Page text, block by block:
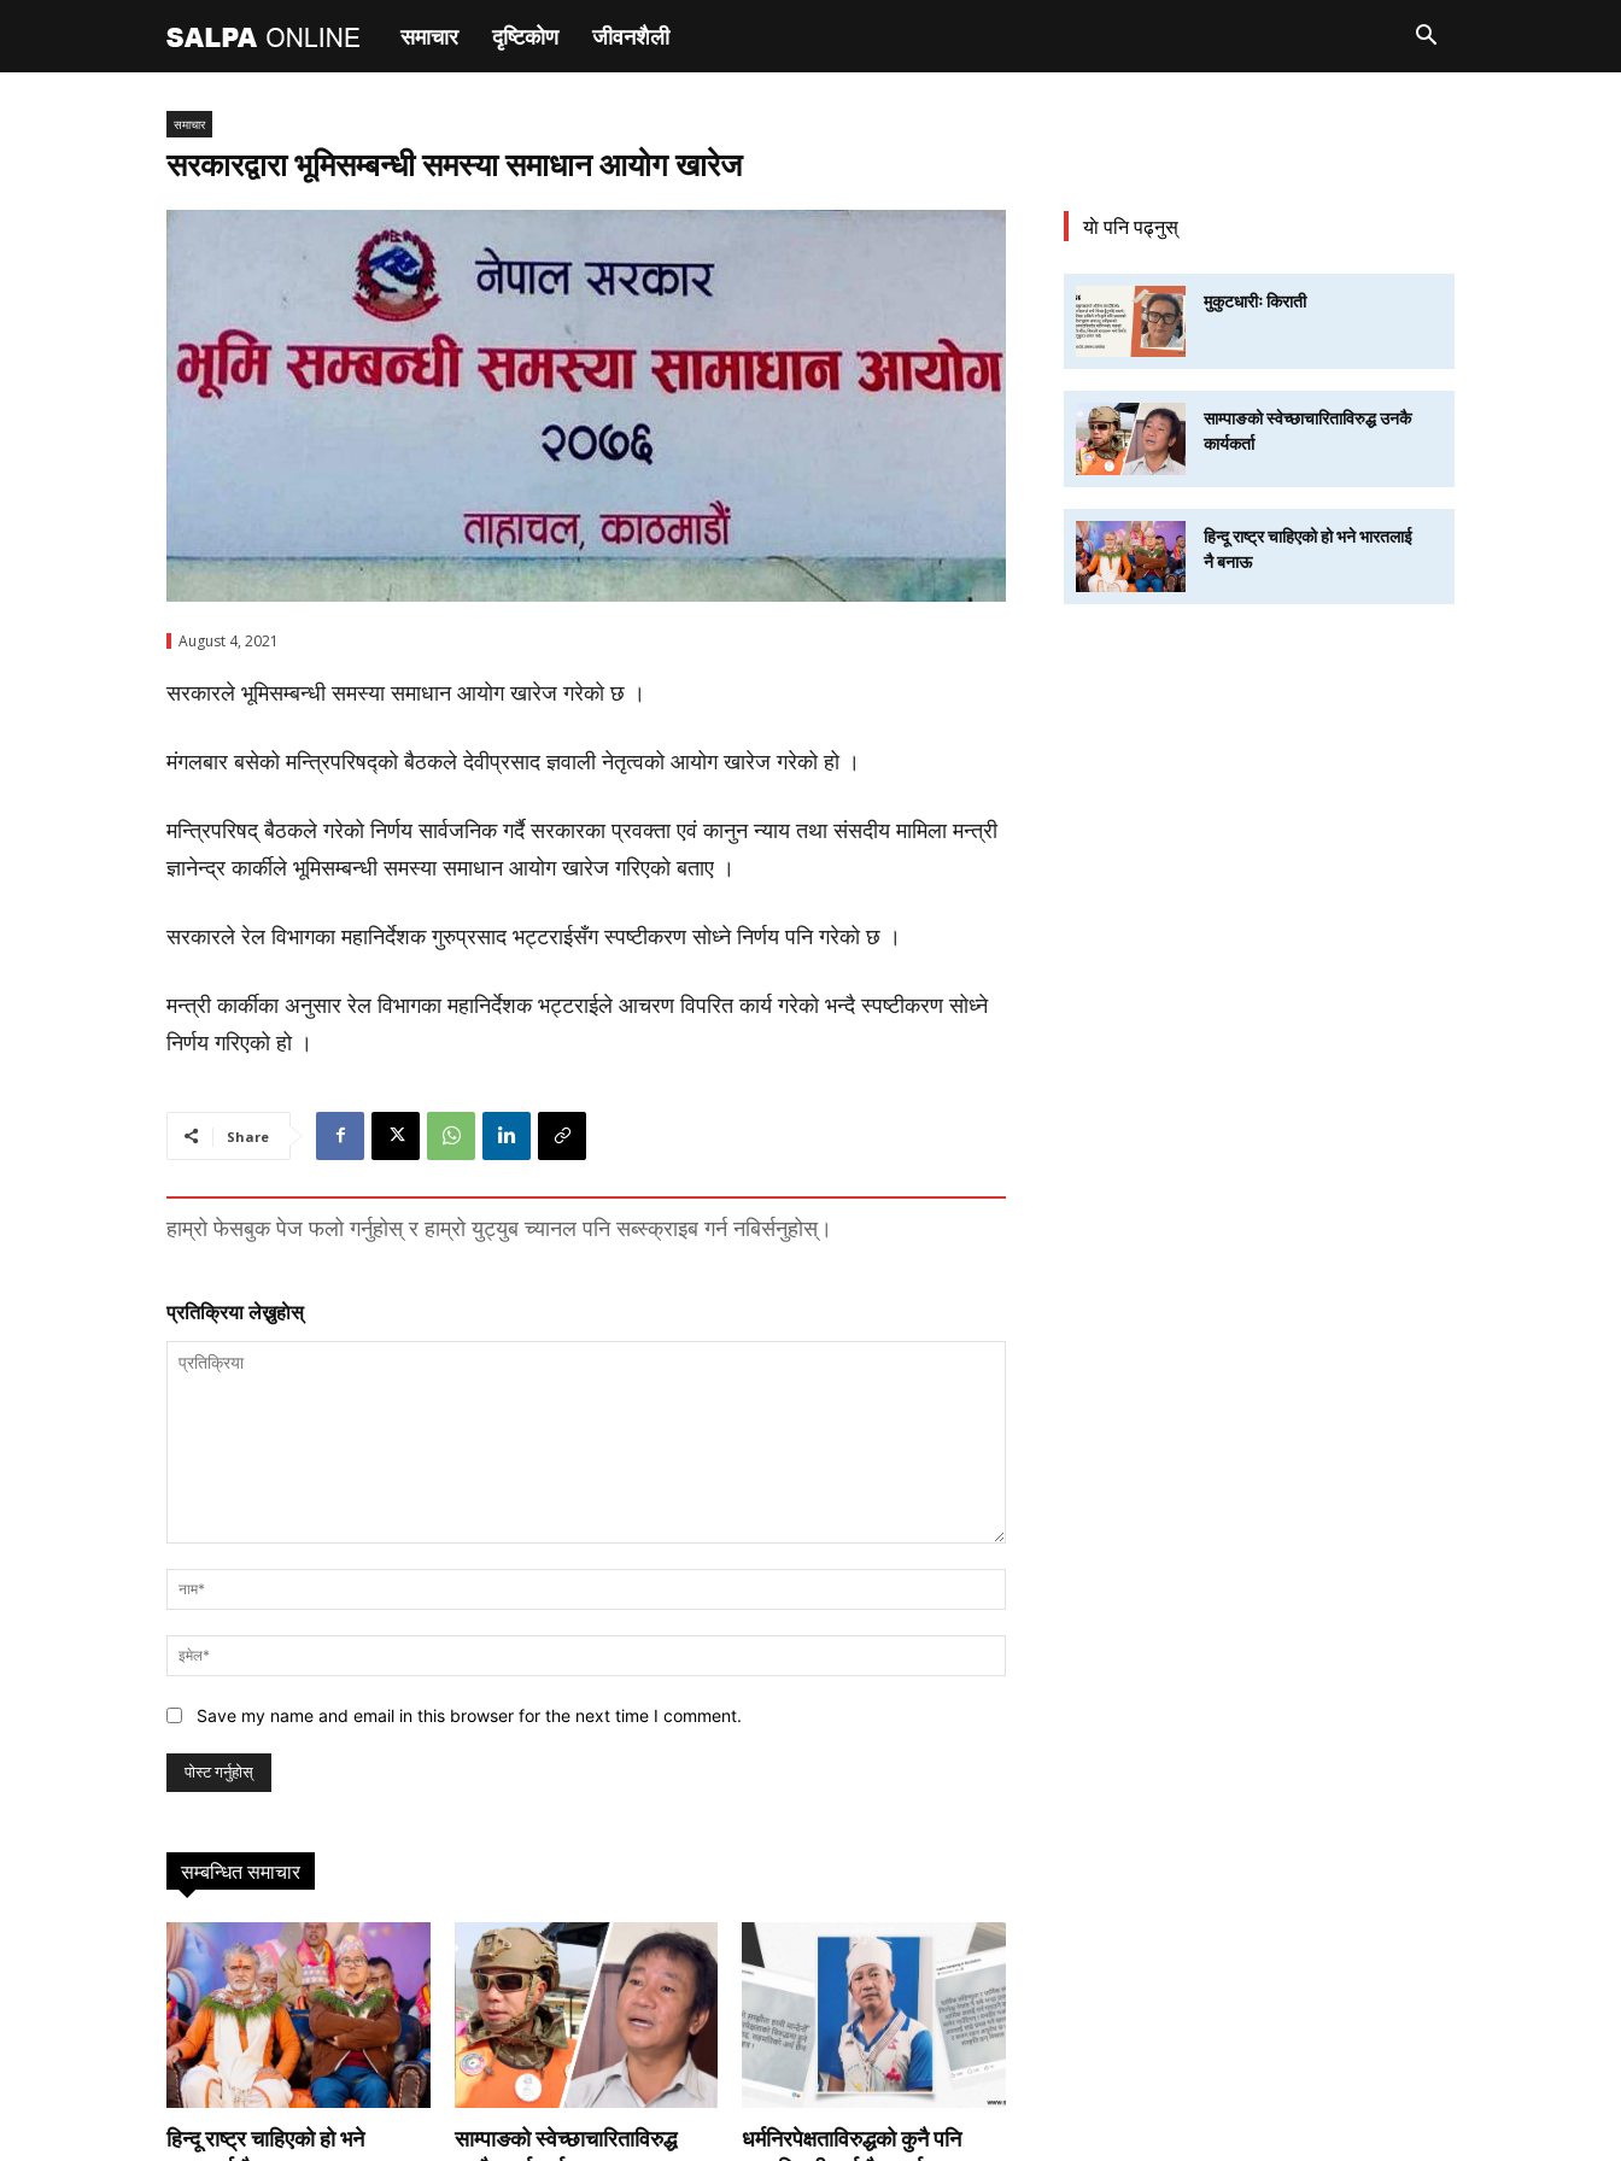
साल्पा
समाचार दृष्टिकाेण जीवनशैली
समाचार
सरकारद्वारा भूमिसम्बन्धी समस्या समाधान आयोग खारेज
August 4, 2021
सरकारले भूमिसम्बन्धी समस्या समाधान आयोग खारेज गरेको छ ।
मंगलबार बसेको मन्त्रिपरिषद्को बैठकले देवीप्रसाद ज्ञवाली नेतृत्वको आयोग खारेज गरेको हो ।
मन्त्रिपरिषद् बैठकले गरेको निर्णय सार्वजनिक गर्दै सरकारका प्रवक्ता एवं कानुन न्याय तथा संसदीय मामिला मन्त्री
ज्ञानेन्द्र कार्कीले भूमिसम्बन्धी समस्या समाधान आयोग खारेज गरिएकाे बताए ।
सरकारले रेल विभागका महानिर्देशक गुरुप्रसाद भट्टराईसँग स्पष्टीकरण सोध्ने निर्णय पनि गरेको छ ।
मन्त्री कार्कीका अनुसार रेल विभागका महानिर्देशक भट्टराईले आचरण विपरित कार्य गरेको भन्दै स्पष्टीकरण सोध्ने
निर्णय गरिएको हो ।
Share
हाम्रो फेसबुक पेज फलो गर्नुहोस् र हाम्रो युट्युब च्यानल पनि सब्स्क्राइब गर्न नबिर्सनुहोस्।
प्रतिक्रिया लेख्नुहाेस्
Save my name and email in this browser for the next time I comment.
सम्बन्धित समाचार
हिन्दू राष्ट्र चाहिएको हो भने
साम्पाङको स्वेच्छाचारिताविरुद्ध
धर्मनिरपेक्षताविरुद्धको कुनै पनि
याे पनि पढ्नुस्
मुकुटधारीः किराती
साम्पाङको स्वेच्छाचारिताविरुद्ध उनकै
कार्यकर्ता
हिन्दू राष्ट्र चाहिएको हो भने भारतलाई
नै बनाऊ